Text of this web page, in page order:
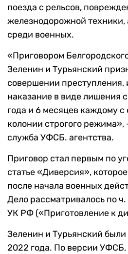
поезда с рельсов,
железнодорожной техники,
среди военных.
«Приговором
Зеленин и Турьянский
совершении преступления,
наказание в виде лишения
года и 6 месяцев каждому с
колонии строгого
служба УФСБ. агентства.
Приговор стал первым по
статье «Диверсия»,
после начала военных
Дело рассматривалось по ч.
УК РФ («Приготовление к
Зеленин и Турьянский
2022 года. По версии